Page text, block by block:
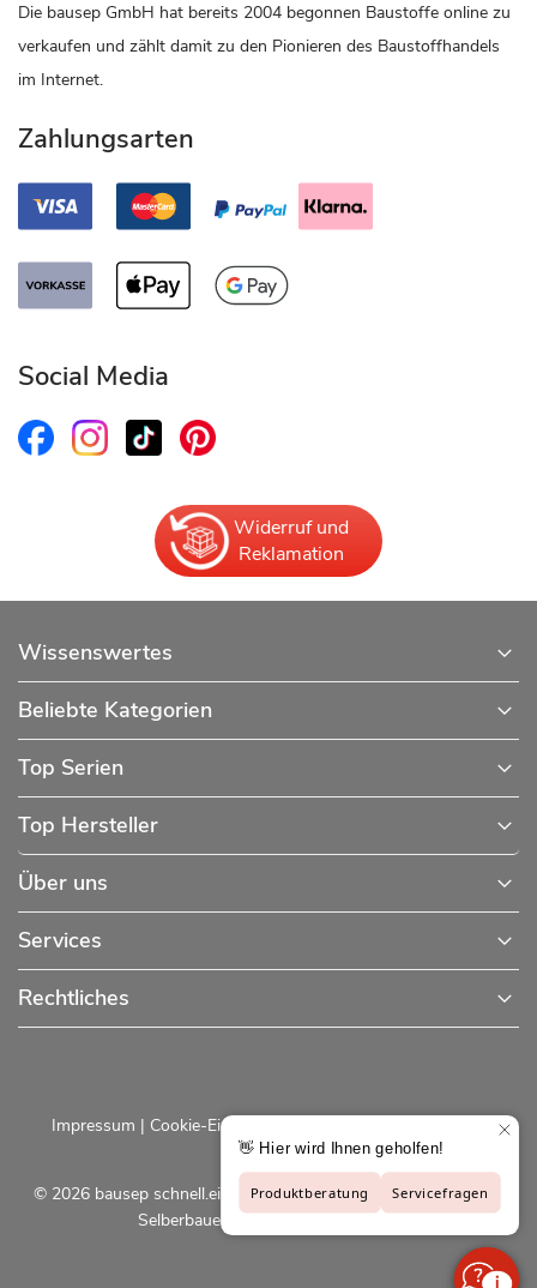
Die bausep GmbH hat bereits 2004 begonnen Baustoffe online zu
verkaufen und zählt damit zu den Pionieren des Baustoffhandels
im Internet.
Zahlungsarten
Social Media
Widerruf und
Reklamation
Wissenswertes
Beliebte Kategorien
Top Serien
Top Hersteller
Über uns
Services
Rechtliches
© 2026 bausep schnell.einfach.preiswert - Baustoffe online für
Selberbauer und Profis |bausep.de
Impressum | Cookie-Einstellungen